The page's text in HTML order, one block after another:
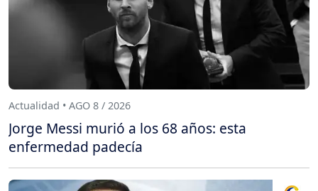
Actualidad • AGO 8 / 2026
Jorge Messi murió a los 68 años: esta
enfermedad padecía